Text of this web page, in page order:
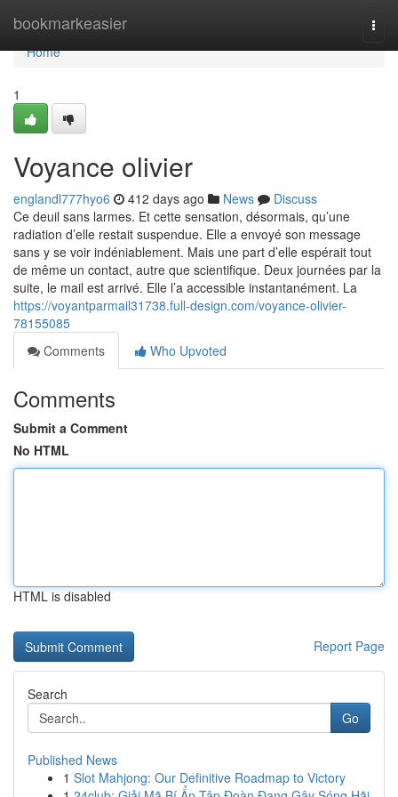
bookmarkeasier
Home
Home
1
Voyance olivier
englandl777hyo6 412 days ago News
Discuss
Ce deuil sans larmes. Et cette sensation, désormais, qu’une
radiation d’elle restait suspendue. Elle a envoyé son message
sans y se voir indéniablement. Mais une part d’elle espérait tout
de même un contact, autre que scientifique. Deux journées par la
suite, le mail est arrivé. Elle l’a accessible instantanément. La
https://voyantparmail31738.full-design.com/voyance-olivier-
78155085
Comments
Who Upvoted
Comments
Submit a Comment
No HTML
HTML is disabled
Report Page
Search
Go
Published News
1 Slot Mahjong: Our Definitive Roadmap to Victory